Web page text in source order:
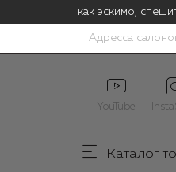
Цены тают как эскимо,
Адресса
YouTube
Каталог